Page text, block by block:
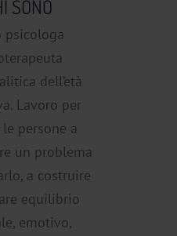
SONO
psicologa
dell’età
Lavoro per
persone a
un problema
a costruire
equilibrio
emotivo,